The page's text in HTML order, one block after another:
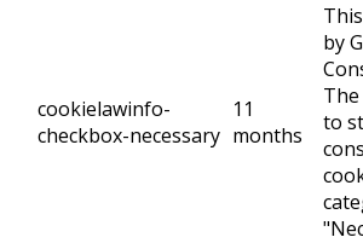
cookielawinfo-
checkbox-necessary
11
months
by
to